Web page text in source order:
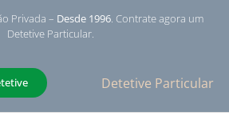
Privada – Desde 1996. Contrate agora um
Detetive Particular.
Detetive Particular